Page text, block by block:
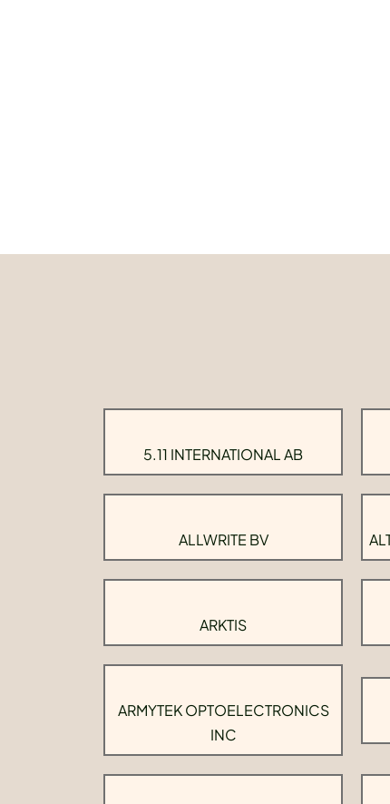
5.11 INTERNATIONAL AB
ALLWRITE BV
ARKTIS
ARMYTEK OPTOELECTRONICS
INC